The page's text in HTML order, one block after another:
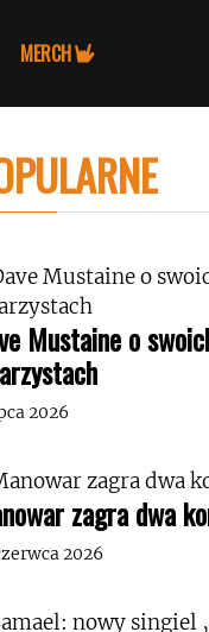
MERCH
Mustaine o
2026
zagra dwa
2026